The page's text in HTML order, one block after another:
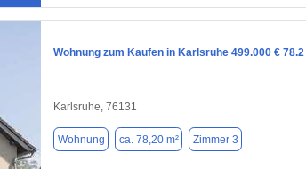
Wohnung zum Kaufen in Karlsruhe 499.000 € 78.2
Karlsruhe, 76131
Wohnung ca. 78,20 m² Zimmer 3